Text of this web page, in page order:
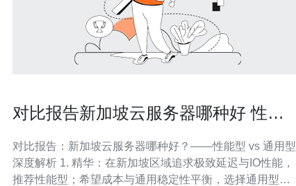
对比报告新加坡云服务器哪种好 性能
对比报告：新加坡云服务器哪种好？——性能型 vs 通用型
深度解析 1. 精华：在新加坡区域追求极致延迟与IO性能，
推荐性能型；希望成本与通用稳定性平衡，选择通用型更